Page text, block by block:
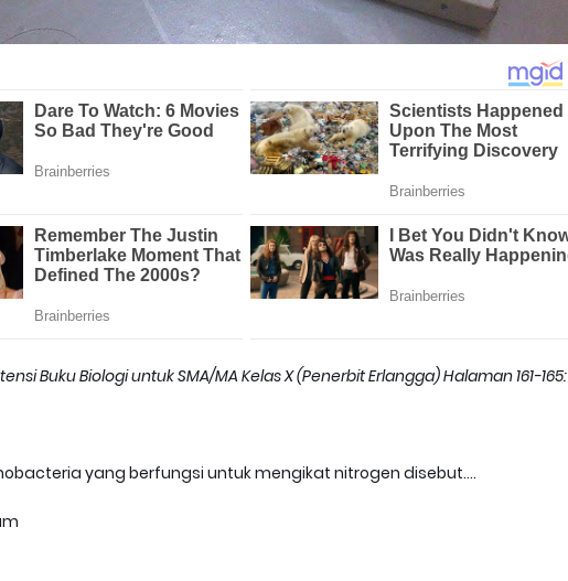
Buku Biologi untuk SMA/MA Kelas X (Penerbit Erlangga) Halaman 161-165:
yang berfungsi untuk mengikat nitrogen disebut....